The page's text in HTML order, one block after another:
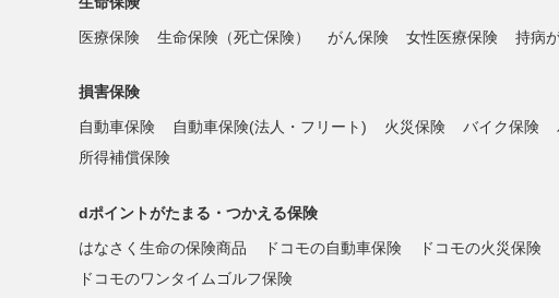
医療保険
生命保険（死亡保険） がん保険 女性医療保険 持病
損害保険
自動車保険
自動車保険(法人・フリート) 火災保険 バイク保険
所得補償保険
dポイントがたまる・つかえる保険
はなさく生命の保険商品
ドコモの自動車保険 ドコモの火災保険
ドコモのワンタイムゴルフ保険